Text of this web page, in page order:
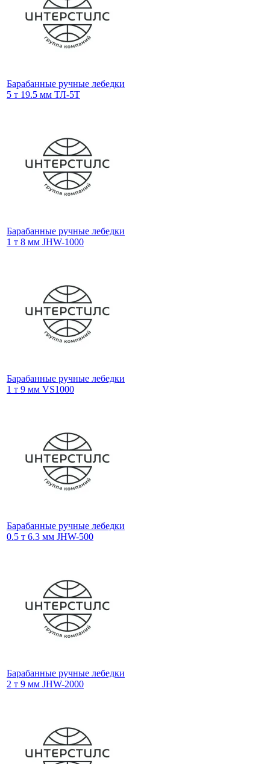
Барабанные ручные лебедки
5 т 19.5 мм ТЛ-5Т
Барабанные ручные лебедки
1 т 8 мм JHW-1000
Барабанные ручные лебедки
1 т 9 мм VS1000
Барабанные ручные лебедки
0.5 т 6.3 мм JHW-500
Барабанные ручные лебедки
2 т 9 мм JHW-2000